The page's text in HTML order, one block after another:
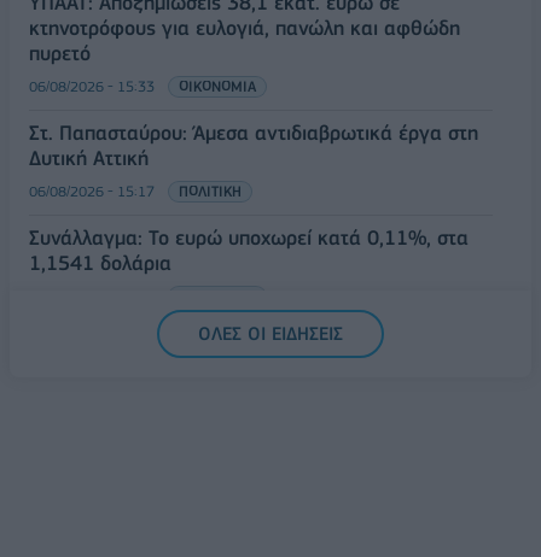
κτηνοτρόφους για ευλογιά, πανώλη και αφθώδη
πυρετό
06/08/2026 - 15:33 ΟΙΚΟΝΟΜΙΑ
Στ. Παπασταύρου: Άμεσα αντιδιαβρωτικά έργα στη
Δυτική Αττική
06/08/2026 - 15:17 ΠΟΛΙΤΙΚΗ
Συνάλλαγμα: Το ευρώ υποχωρεί κατά 0,11%, στα
1,1541 δολάρια
ΟΛΕΣ ΟΙ ΕΙΔΗΣΕΙΣ